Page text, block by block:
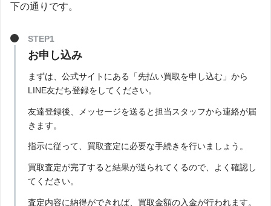
下の通りです。
STEP1
お申し込み
まずは、公式サイトにある「先払い買取を申し込む」から
LINE友だち登録をしてください。
友達登録後、メッセージを送ると担当スタッフから連絡が届
きます。
指示に従って、買取査定に必要な手続きを行いましょう。
買取査定が完了すると結果が送られてくるので、よく確認し
てください。
査定内容に納得ができれば、買取金額の入金が行われます。